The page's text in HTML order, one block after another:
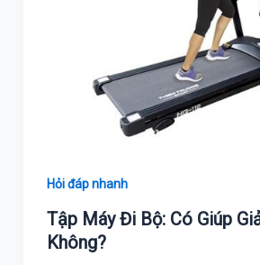
Hỏi đáp nhanh
Tập Máy Đi Bộ: Có Giúp
Không?